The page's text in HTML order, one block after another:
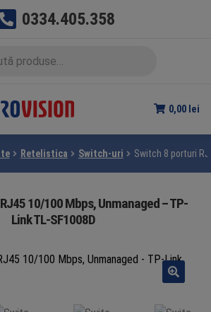
0334.405.358
0,00 lei
Retelistica Switch-uri Switch 8 porturi
10/100 Mbps, Unmanaged – TP-
Link TL-SF1008D